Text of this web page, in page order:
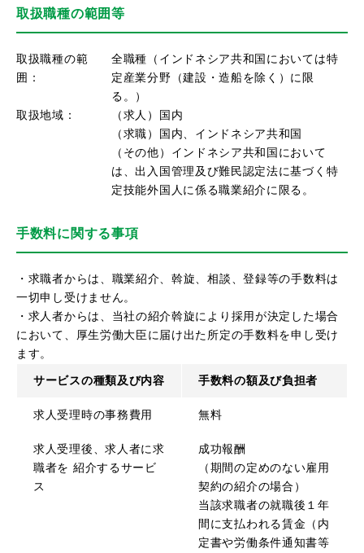
取扱職種の範囲等
取扱職種の範
囲：
全職種（インドネシア共和国においては特
定産業分野（建設・造船を除く）に限
る。）
取扱地域：
（求人）国内
（求職）国内、インドネシア共和国
（その他）インドネシア共和国において
は、出入国管理及び難民認定法に基づく特
定技能外国人に係る職業紹介に限る。
手数料に関する事項
・求職者からは、職業紹介、斡旋、相談、登録等の手数料は
一切申し受けません。
・求人者からは、当社の紹介斡旋により採用が決定した場合
において、厚生労働大臣に届け出た所定の手数料を申し受け
ます。
サービスの種類及び内容 手数料の額及び負担者
求人受理時の事務費用 無料
求人受理後、求人者に求
職者を 紹介するサービ
ス
成功報酬
（期間の定めのない雇用
契約の紹介の場合）
当該求職者の就職後１年
間に支払われる賃金（内
定書や労働条件通知書等